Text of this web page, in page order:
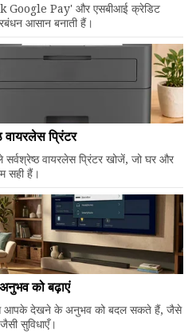
Google Pay' और एसबीआई क्रेडिट
आसान बनाती हैं।
वायरलेस प्रिंटर
सर्वश्रेष्ठ वायरलेस प्रिंटर खोजें, जो घर और
सही हैं।
को बढ़ाएं
आपके देखने के अनुभव को बदल सकते हैं, जैसे
सुविधाएँ।